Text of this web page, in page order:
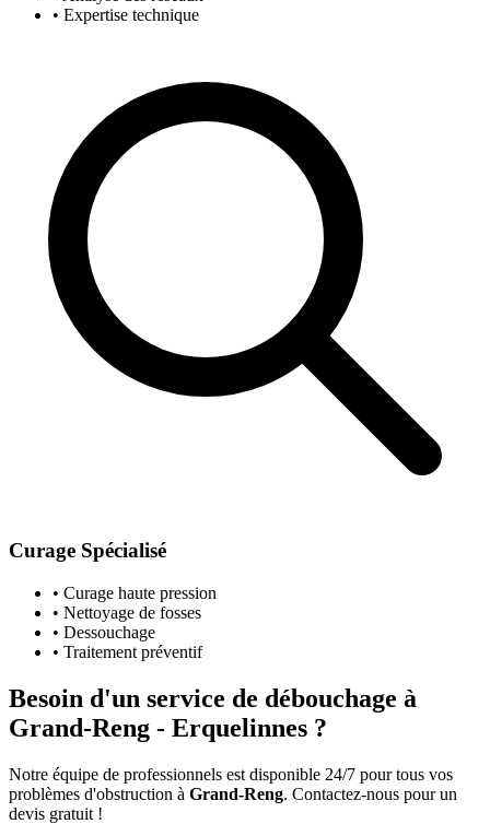
• Expertise technique
Curage Spécialisé
• Curage haute pression
• Nettoyage de fosses
• Dessouchage
• Traitement préventif
Besoin d'un service de débouchage à
Grand-Reng - Erquelinnes ?
Notre équipe de professionnels est disponible 24/7 pour tous vos
problèmes d'obstruction à Grand-Reng. Contactez-nous pour un
devis gratuit !